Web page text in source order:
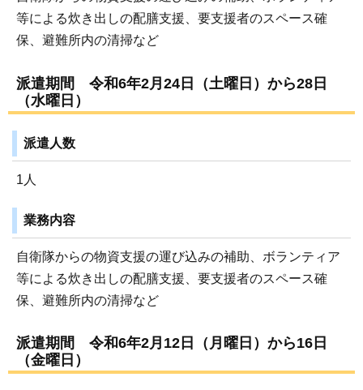
等による炊き出しの配膳支援、要支援者のスペース確
保、避難所内の清掃など
派遣期間 令和6年2月24日（土曜日）から28日
（水曜日）
派遣人数
1人
業務内容
自衛隊からの物資支援の運び込みの補助、ボランティア
等による炊き出しの配膳支援、要支援者のスペース確
保、避難所内の清掃など
派遣期間 令和6年2月12日（月曜日）から16日
（金曜日）